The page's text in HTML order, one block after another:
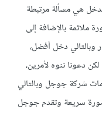
هي مسألة مرتبطة
ملائمة بالإضافة إلى
وبالتالي دخل أفضل،
دعونا ننوه لأمرين،
شركة جوجل وبالتالي
سريعة وتقدم جوجل